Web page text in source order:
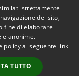
© 2026 • Comune di
• Powered by
•
Accesso
strettamente
del sito,
fine di elaborare
e anonime.
policy al seguente link
TUTTO